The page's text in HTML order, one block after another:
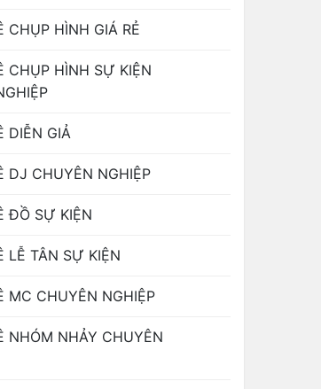
CHỤP HÌNH GIÁ RẺ
CHỤP HÌNH SỰ KIỆN
DIỄN GIẢ
DJ CHUYÊN NGHIỆP
ĐỒ SỰ KIỆN
LỄ TÂN SỰ KIỆN
MC CHUYÊN NGHIỆP
NHÓM NHẢY CHUYÊN